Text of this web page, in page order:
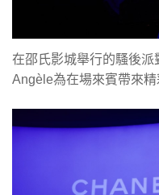
在邵氏影城舉行的騷後
Angèle為在場來賓帶來精